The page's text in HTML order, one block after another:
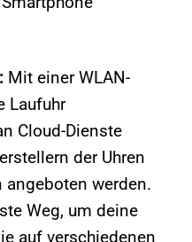
Mit einer WLAN-
Laufuhr
Cloud-Dienste
der Uhren
werden.
Weg, um deine
auf verschiedenen